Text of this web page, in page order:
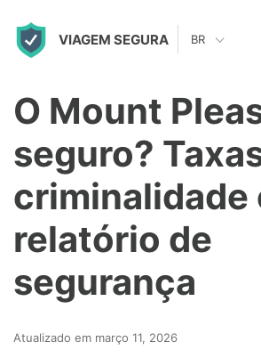
VIAGEM SEGURA BR
O Mount
seguro?
criminalidade
relatório de
segurança
Atualizado em março 11, 2026